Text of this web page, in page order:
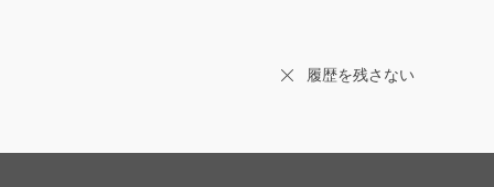
履歴を残さない